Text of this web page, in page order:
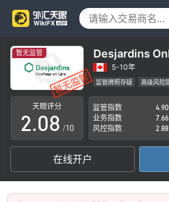
暂无监管 Desjardins
5-10年
监管牌照存疑 高级风险
天眼评分
0
1
2
3
4
.0
1
2
4
5
6
7
8
9
/10
监管指数
4.90
业务指数
7.66
风控指数
2.88
在线开户